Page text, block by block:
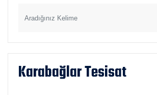
Karabağlar Tesisat